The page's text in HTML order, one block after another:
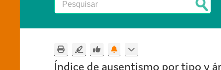
Índice de ausentismo por tipo y